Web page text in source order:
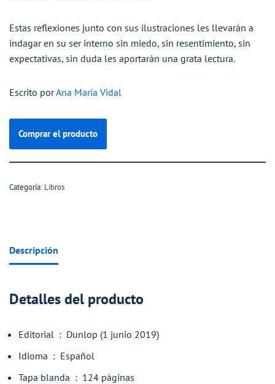
Estas reflexiones junto con sus ilustraciones les llevarán a
indagar en su ser interno sin miedo, sin resentimiento, sin
expectativas, sin duda les aportarán una grata lectura.
Escrito porAna María Vidal
Comprar el producto
Categoría: Libros
Descripción
Detalles del producto
Editorial ‏ : ‎ Dunlop (1 junio 2019)
Idioma ‏ : ‎ Español
Tapa blanda ‏ : ‎ 124 páginas